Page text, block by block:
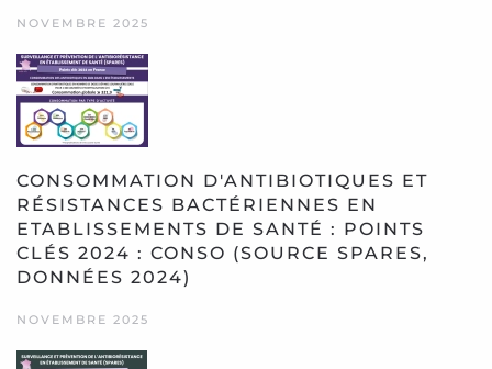
NOVEMBRE 2025
CONSOMMATION D'ANTIBIOTIQUES ET
RÉSISTANCES BACTÉRIENNES EN
ETABLISSEMENTS DE SANTÉ : POINTS
CLÉS 2024 : CONSO (SOURCE SPARES,
DONNÉES 2024)
NOVEMBRE 2025